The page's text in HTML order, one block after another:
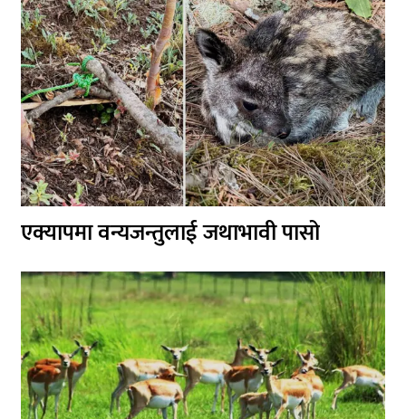
एक्यापमा वन्यजन्तुलाई जथाभावी पासो